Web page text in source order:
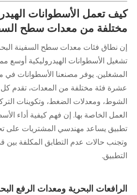
كيف تعمل الأسطوانات
مختلفة من معدات سطح
إن نطاق فئات معدات سطح السفينة
تشغيل الأسطوانات الهيدروليكية أوسع
المشغلين. يوفر مصنعنا الأسطوانات في
عشرة فئة مختلفة من المعدات، تقدم
الشوط، ومعدلات الضغط، وتكوينات
العمل الخاصة بها. إن فهم كيفية أداء
تطبيق يساعد مهندسي المشتريات على
وتجنب حالات عدم التطابق المكلفة بين
التطبيق.
الرافعات البحرية ومعدات الرفع